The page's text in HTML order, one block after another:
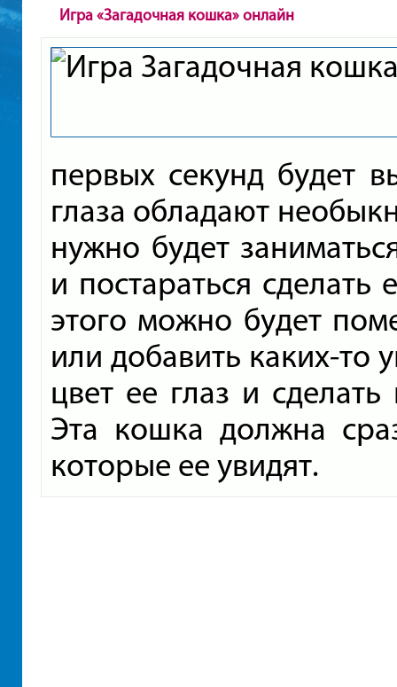
Игра «Загадочная кошка» онлайн
первых секунд будет
глаза обладают
нужно будет
и постараться
этого можно будет
или добавить каких-то
цвет ее глаз и
Эта кошка должна
которые ее увидят.